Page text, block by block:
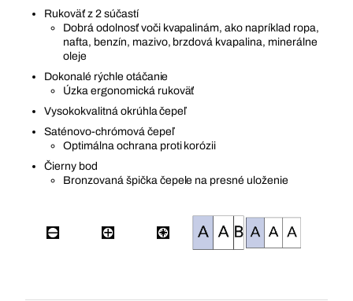
Rukoväť z 2 súčastí
Dobrá odolnosť voči kvapalinám, ako napríklad ropa,
nafta, benzín, mazivo, brzdová kvapalina, minerálne
oleje
Dokonalé rýchle otáčanie
Úzka ergonomická rukoväť
Vysokokvalitná okrúhla čepeľ
Saténovo-chrómová čepeľ
Optimálna ochrana proti korózii
Čierny bod
Bronzovaná špička čepele na presné uloženie